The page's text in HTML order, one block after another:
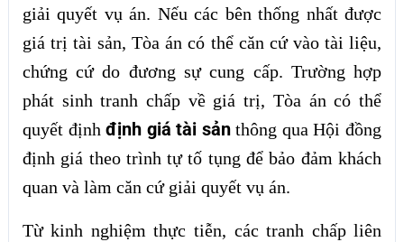
giải quyết vụ án. Nếu các bên thống nhất được
giá trị tài sản, Tòa án có thể căn cứ vào tài liệu,
chứng cứ do đương sự cung cấp. Trường hợp
phát sinh tranh chấp về giá trị, Tòa án có thể
quyết địnhđịnh giá tài sảnthông qua Hội đồng
định giá theo trình tự tố tụng để bảo đảm khách
quan và làm căn cứ giải quyết vụ án.
Từ kinh nghiệm thực tiễn, các tranh chấp liên